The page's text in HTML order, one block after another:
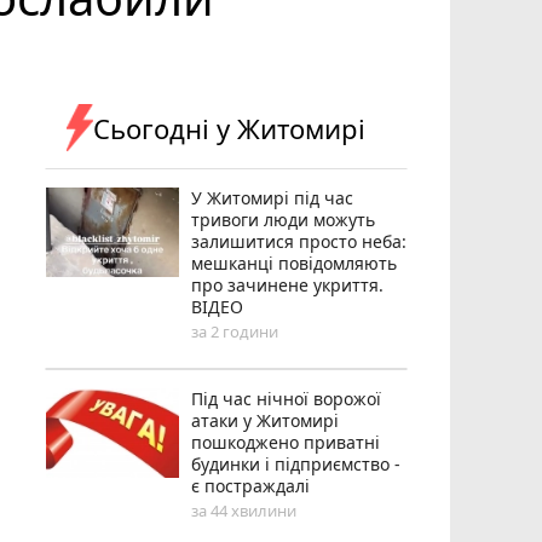
Сьогодні у Житомирі
У Житомирі під час
тривоги люди можуть
залишитися просто неба:
мешканці повідомляють
про зачинене укриття.
ВІДЕО
за 2 години
Під час нічної ворожої
атаки у Житомирі
пошкоджено приватні
будинки і підприємство -
є постраждалі
за 44 хвилини